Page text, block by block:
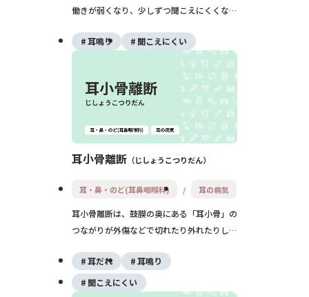
働きが弱くなり、少しずつ聞こえにくくなる
り、テレビの音量が大きくなる、人の話を聞
き返すことが増えるのが特徴です。完全に元
に戻す治療はありませんが、補聴器や生活の
工夫で日常生活の不便を大きく減らすことが
できます。
耳鳴り 聞こえにくい
耳小骨離断 じしょうこつりだん
耳・鼻・のど(耳鼻咽喉科) 耳の病気
耳小骨離断は、鼓膜の奥にある「耳小骨」の
つながりが外傷などで切れたり外れたりし、
き事故や平手打ち、頭部外傷、爆発音などが
原因となり、聴力検査と画像検査で診断しま
耳だれ
耳鳴り
聞こえにくい